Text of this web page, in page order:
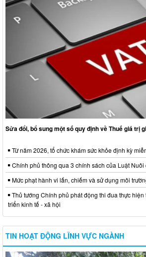
Sửa đổi, bổ sung một số quy định về Thuế giá trị
Từ năm 2026, tổ chức khám sức khỏe định kỳ
Chính phủ thông qua 3 chính sách của Luật
Mức phạt hành vi lấn, chiếm và sử dụng môi
Thủ tướng Chính phủ phát động thi đua thực
triển kinh tế - xã hội
TIN HOẠT ĐỘNG LĨNH VỰC NGÀNH